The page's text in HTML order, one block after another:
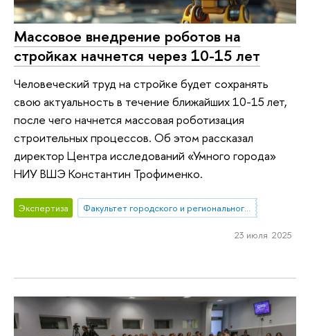
Массовое внедрение роботов на
стройках начнется через 10-15 лет
Человеческий труд на стройке будет сохранять
свою актуальность в течение ближайших 10-15 лет,
после чего начнется массовая роботизация
строительных процессов. Об этом рассказал
директор Центра исследований «Умного города»
НИУ ВШЭ Константин Трофименко.
Экспертиза Факультет городского и регионального развития
23 июля 2025